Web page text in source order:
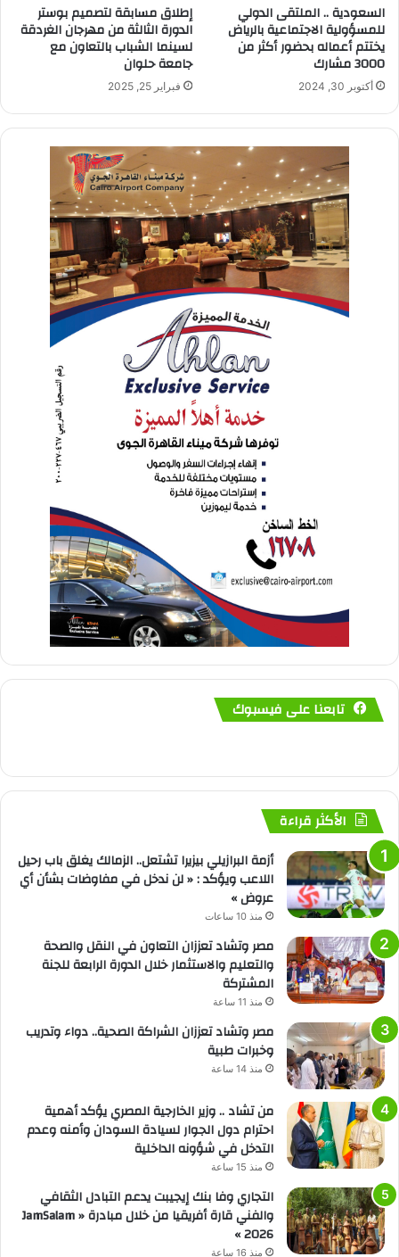
السعودية .. الملتقى الدولي
للمسؤولية الاجتماعية بالرياض
يختتم أعماله بحضور أكثر من
3000 مشارك
أكتوبر 30, 2024
إطلاق مسابقة لتصميم بوستر
الدورة الثالثة من مهرجان الغردقة
لسينما الشباب بالتعاون مع
جامعة حلوان
فبراير 25, 2025
تابعنا على فيسبوك
الأكثر قراءة
أزمة البرازيلي بيزيرا تشتعل.. الزمالك يغلق باب رحيل
اللاعب ويؤكد : « لن ندخل في مفاوضات بشأن أي
عروض »
منذ 10 ساعات
مصر وتشاد تعززان التعاون في النقل والصحة
والتعليم والاستثمار خلال الدورة الرابعة للجنة
المشتركة
منذ 11 ساعة
مصر وتشاد تعززان الشراكة الصحية.. دواء وتدريب
وخبرات طبية
منذ 14 ساعة
من تشاد .. وزير الخارجية المصري يؤكد أهمية
احترام دول الجوار لسيادة السودان وأمنه وعدم
التدخل في شؤونه الداخلية
منذ 15 ساعة
التجاري وفا بنك إيجيبت يدعم التبادل الثقافي
والفني قارة أفريقيا من خلال مبادرة « JamSalam
2026 »
منذ 16 ساعة